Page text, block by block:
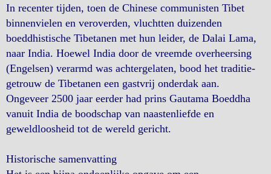
In recenter tijden, toen de Chinese communisten Tibet
binnenvielen en veroverden, vluchtten duizenden
boeddhistische Tibetanen met hun leider, de Dalai Lama,
naar India. Hoewel India door de vreemde overheersing
(Engelsen) verarmd was achtergelaten, bood het traditie-
getrouw de Tibetanen een gastvrij onderdak aan.
Ongeveer 2500 jaar eerder had prins Gautama Boeddha
vanuit India de boodschap van naastenliefde en
geweldloosheid tot de wereld gericht.
Historische samenvatting